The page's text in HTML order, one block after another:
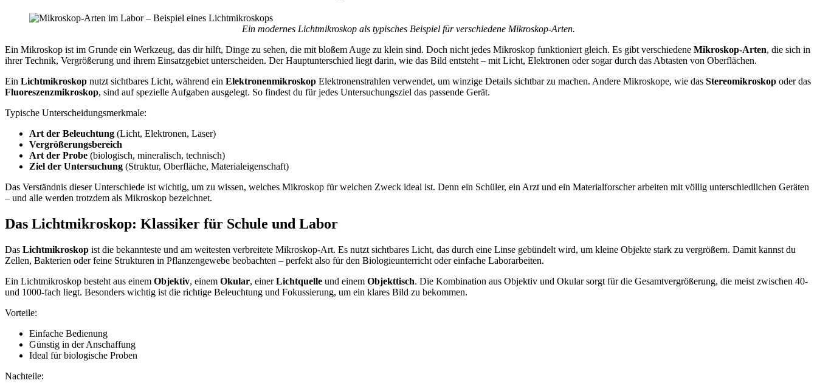
Ein modernes Lichtmikroskop als typisches Beispiel für verschiedene Mikroskop-Arten.
Ein Mikroskop ist im Grunde ein Werkzeug, das dir hilft, Dinge zu sehen, die mit bloßem Auge zu klein sind. Doch nicht jedes Mikroskop funktioniert gleich. Es gibt verschiedene Mikroskop-Arten, die sich in
ihrer Technik, Vergrößerung und ihrem Einsatzgebiet unterscheiden. Der Hauptunterschied liegt darin, wie das Bild entsteht – mit Licht, Elektronen oder sogar durch das Abtasten von Oberflächen.
Ein Lichtmikroskop nutzt sichtbares Licht, während ein Elektronenmikroskop Elektronenstrahlen verwendet, um winzige Details sichtbar zu machen. Andere Mikroskope, wie das Stereomikroskop oder das
Fluoreszenzmikroskop, sind auf spezielle Aufgaben ausgelegt. So findest du für jedes Untersuchungsziel das passende Gerät.
Typische Unterscheidungsmerkmale:
Art der Beleuchtung (Licht, Elektronen, Laser)
Vergrößerungsbereich
Art der Probe (biologisch, mineralisch, technisch)
Ziel der Untersuchung (Struktur, Oberfläche, Materialeigenschaft)
Das Verständnis dieser Unterschiede ist wichtig, um zu wissen, welches Mikroskop für welchen Zweck ideal ist. Denn ein Schüler, ein Arzt und ein Materialforscher arbeiten mit völlig unterschiedlichen Geräten
– und alle werden trotzdem als Mikroskop bezeichnet.
Das Lichtmikroskop: Klassiker für Schule und Labor
Das Lichtmikroskop ist die bekannteste und am weitesten verbreitete Mikroskop-Art. Es nutzt sichtbares Licht, das durch eine Linse gebündelt wird, um kleine Objekte stark zu vergrößern. Damit kannst du
Zellen, Bakterien oder feine Strukturen in Pflanzengewebe beobachten – perfekt also für den Biologieunterricht oder einfache Laborarbeiten.
Ein Lichtmikroskop besteht aus einem Objektiv, einem Okular, einerLichtquelle und einem Objekttisch. Die Kombination aus Objektiv und Okular sorgt für die Gesamtvergrößerung, die meist zwischen 40-
und 1000-fach liegt. Besonders wichtig ist die richtige Beleuchtung und Fokussierung, um ein klares Bild zu bekommen.
Vorteile:
Einfache Bedienung
Günstig in der Anschaffung
Ideal für biologische Proben
Nachteile: